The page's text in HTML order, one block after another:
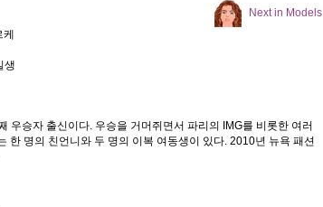
Next in Models
생
우승자 출신이다. 우승을 거머쥐면서 파리의 IMG를 비롯한 여러
한 명의 친언니와 두 명의 이복 여동생이 있다. 2010년 뉴욕 패션